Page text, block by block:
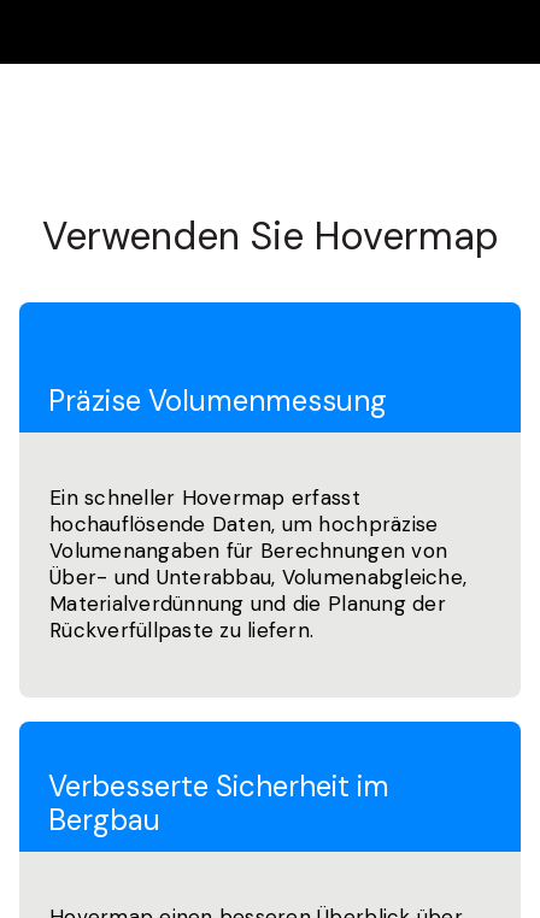
Verwenden Sie Hovermap
Präzise Volumenmessung
Ein schneller Hovermap erfasst
hochauflösende Daten, um hochpräzise
Volumenangaben für Berechnungen von
Über- und Unterabbau, Volumenabgleiche,
Materialverdünnung und die Planung der
Rückverfüllpaste zu liefern.
Verbesserte Sicherheit im
Bergbau